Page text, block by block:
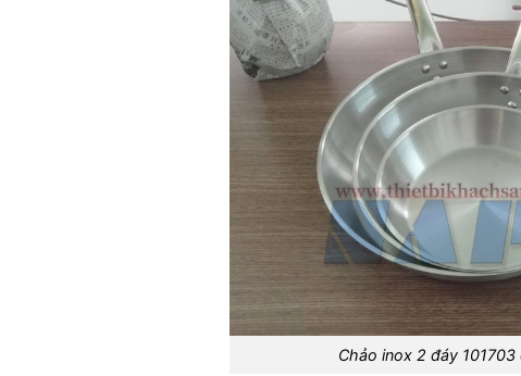
Chảo inox 2 đáy